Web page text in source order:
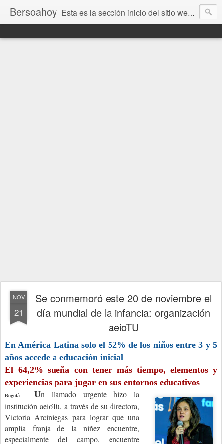
Bersoahoy Esta es la sección inicio del sitio web Bersoahoy con noticias virtuales. Entradas del informativo www.bersoahoy.co
NOV
21
Se conmemoró este 20 de noviembre el
día mundial de la infancia: organización
aeioTU
En América Latina solo el 52% de los niños entre 3 y 5
años accede a educación inicial
El 64,2% sueña con tener más tiempo, elementos y
experiencias para jugar en sus entornos educativos
Bogotá. - Un llamado urgente hizo la
institución aeioTu, a través de su directora,
Victoria Arciniegas para lograr que una
amplia franja de la niñez encuentre,
especialmente del campo, encuentre